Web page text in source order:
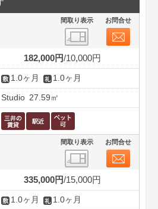
間取り表示 お問合せ
182,000円 10,000円
1.0ヶ月 1.0ヶ月
Studio 27.59㎡
間取り表示 お問合せ
335,000円 15,000円
1.0ヶ月 1.0ヶ月